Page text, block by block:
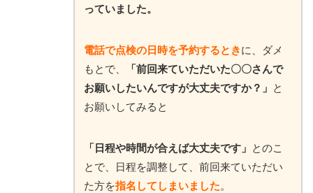
っていました。
電話で点検の日時を予約するときに、ダメ
もとで、
「前回来ていただいた〇〇さんで
お願いしたいんですが大丈夫ですか？」 と
お願いしてみると
「日程や時間が合えば大丈夫です」 とのこ
とで、日程を調整して、前回来ていただい
た方を指名してしまいました。